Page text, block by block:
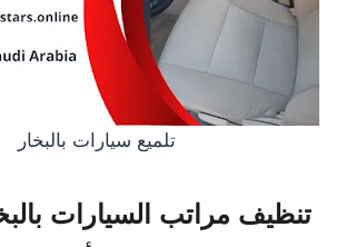
تلميع سيارات بالبخار
تنظيف مراتب السيارات